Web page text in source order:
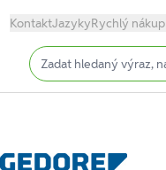
KontaktJazykyRychlý nákup
Input (text)